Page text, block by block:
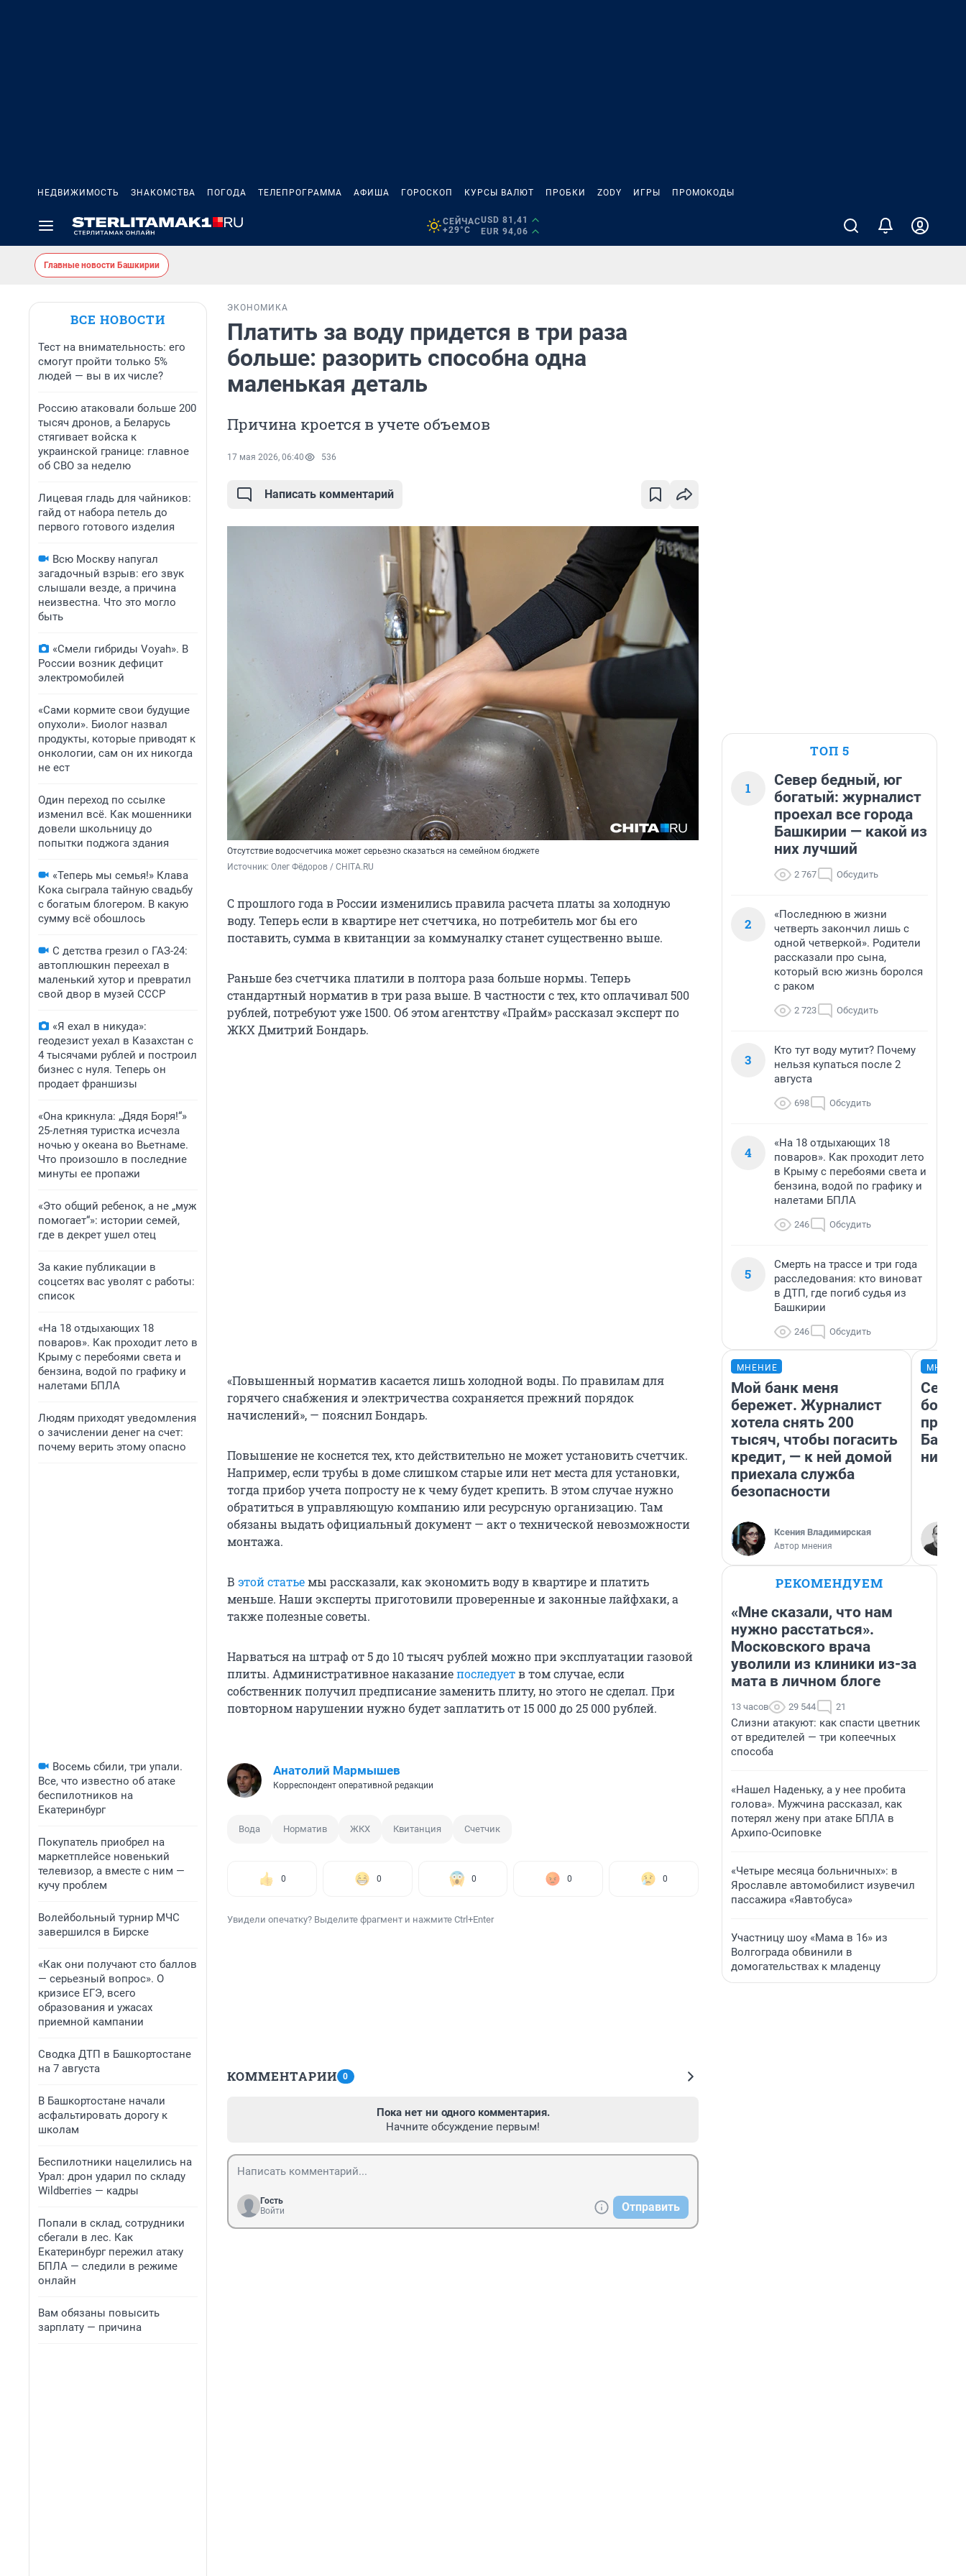
НЕДВИЖИМОСТЬ ЗНАКОМСТВА ПОГОДА ТЕЛЕПРОГРАММА АФИША ГОРОСКОП КУРСЫ ВАЛЮТ ПРОБКИ ZODY ИГРЫ ПРОМОКОДЫ
СЕЙЧАС
+29°C
USD 81,41
EUR 94,06
Главные новости Башкирии
ВСЕ НОВОСТИ
Тест на внимательность: его
смогут пройти только 5%
людей — вы в их числе?
Россию атаковали больше 200
тысяч дронов, а Беларусь
стягивает войска к
украинской границе: главное
об СВО за неделю
Лицевая гладь для чайников:
гайд от набора петель до
первого готового изделия
Всю Москву напугал
загадочный взрыв: его звук
слышали везде, а причина
неизвестна. Что это могло
быть
«Смели гибриды Voyah». В
России возник дефицит
электромобилей
«Сами кормите свои будущие
опухоли». Биолог назвал
продукты, которые приводят к
онкологии, сам он их никогда
не ест
Один переход по ссылке
изменил всё. Как мошенники
довели школьницу до
попытки поджога здания
«Теперь мы семья!» Клава
Кока сыграла тайную свадьбу
с богатым блогером. В какую
сумму всё обошлось
С детства грезил о ГАЗ-24:
автоплюшкин переехал в
маленький хутор и превратил
свой двор в музей СССР
«Я ехал в никуда»:
геодезист уехал в Казахстан с
4 тысячами рублей и построил
бизнес с нуля. Теперь он
продает франшизы
«Она крикнула: „Дядя Боря!“»
25-летняя туристка исчезла
ночью у океана во Вьетнаме.
Что произошло в последние
минуты ее пропажи
«Это общий ребенок, а не „муж
помогает“»: истории семей,
где в декрет ушел отец
За какие публикации в
соцсетях вас уволят с работы:
список
«На 18 отдыхающих 18
поваров». Как проходит лето в
Крыму с перебоями света и
бензина, водой по графику и
налетами БПЛА
Людям приходят уведомления
о зачислении денег на счет:
почему верить этому опасно
Восемь сбили, три упали.
Все, что известно об атаке
беспилотников на
Екатеринбург
Покупатель приобрел на
маркетплейсе новенький
телевизор, а вместе с ним —
кучу проблем
Волейбольный турнир МЧС
завершился в Бирске
«Как они получают сто баллов
— серьезный вопрос». О
кризисе ЕГЭ, всего
образования и ужасах
приемной кампании
Сводка ДТП в Башкортостане
на 7 августа
В Башкортостане начали
асфальтировать дорогу к
школам
Беспилотники нацелились на
Урал: дрон ударил по складу
Wildberries — кадры
Попали в склад, сотрудники
сбегали в лес. Как
Екатеринбург пережил атаку
БПЛА — следили в режиме
онлайн
Вам обязаны повысить
зарплату — причина
ЭКОНОМИКА
Платить за воду придется в три раза
больше: разорить способна одна
маленькая деталь
Причина кроется в учете объемов
17 мая 2026, 06:40 536
Написать комментарий
Отсутствие водосчетчика может серьезно сказаться на семейном бюджете
Источник: Олег Фёдоров / CHITA.RU
С прошлого года в России изменились правила расчета платы за холодную
воду. Теперь если в квартире нет счетчика, но потребитель мог бы его
поставить, сумма в квитанции за коммуналку станет существенно выше.
Раньше без счетчика платили в полтора раза больше нормы. Теперь
стандартный норматив в три раза выше. В частности с тех, кто оплачивал 500
рублей, потребуют уже 1500. Об этом агентству «Прайм» рассказал эксперт по
ЖКХ Дмитрий Бондарь.
«Повышенный норматив касается лишь холодной воды. По правилам для
горячего снабжения и электричества сохраняется прежний порядок
начислений», — пояснил Бондарь.
Повышение не коснется тех, кто действительно не может установить счетчик.
Например, если трубы в доме слишком старые или нет места для установки,
тогда прибор учета попросту не к чему будет крепить. В этом случае нужно
обратиться в управляющую компанию или ресурсную организацию. Там
обязаны выдать официальный документ — акт о технической невозможности
монтажа.
В этой статьемы рассказали, как экономить воду в квартире и платить
меньше. Наши эксперты приготовили проверенные и законные лайфхаки, а
также полезные советы.
Нарваться на штраф от 5 до 10 тысяч рублей можно при эксплуатации газовой
плиты. Административное наказаниепоследуетв том случае, если
собственник получил предписание заменить плиту, но этого не сделал. При
повторном нарушении нужно будет заплатить от 15 000 до 25 000 рублей.
Анатолий Мармышев
Корреспондент оперативной редакции
Вода Норматив ЖКХ Квитанция Счетчик
0 0 0 0 0
Увидели опечатку? Выделите фрагмент и нажмите Ctrl+Enter
КОММЕНТАРИИ 0
Пока нет ни одного комментария.
Начните обсуждение первым!
Гость
Войти
Отправить
ТОП 5
1
Север бедный, юг
богатый: журналист
проехал все города
Башкирии — какой из
них лучший
2 767 Обсудить
2
«Последнюю в жизни
четверть закончил лишь с
одной четверкой». Родители
рассказали про сына,
который всю жизнь боролся
с раком
2 723 Обсудить
3
Кто тут воду мутит? Почему
нельзя купаться после 2
августа
698 Обсудить
4
«На 18 отдыхающих 18
поваров». Как проходит лето
в Крыму с перебоями света и
бензина, водой по графику и
налетами БПЛА
246 Обсудить
5
Смерть на трассе и три года
расследования: кто виноват
в ДТП, где погиб судья из
Башкирии
246 Обсудить
МНЕНИЕ
Мой банк меня
бережет. Журналист
хотела снять 200
тысяч, чтобы погасить
кредит, — к ней домой
приехала служба
безопасности
Ксения Владимирская
Автор мнения
них
РЕКОМЕНДУЕМ
«Мне сказали, что нам
нужно расстаться».
Московского врача
уволили из клиники из-за
мата в личном блоге
13 часов 29 544 21
Слизни атакуют: как спасти цветник
от вредителей — три копеечных
способа
«Нашел Наденьку, а у нее пробита
голова». Мужчина рассказал, как
потерял жену при атаке БПЛА в
Архипо-Осиповке
«Четыре месяца больничных»: в
Ярославле автомобилист изувечил
пассажира «Яавтобуса»
Участницу шоу «Мама в 16» из
Волгограда обвинили в
домогательствах к младенцу